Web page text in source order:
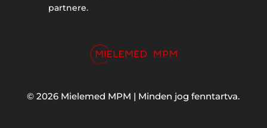
partnere.
© 2026 Mielemed MPM | Minden jog fenntartva.